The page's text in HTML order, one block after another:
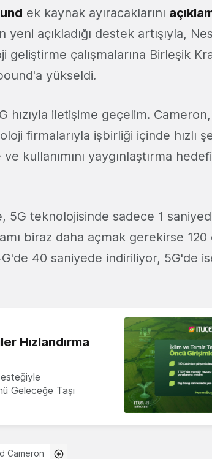
ek kaynak ayıracaklarını
yeni açıkladığı destek artışıyla,
geliştirme çalışmalarına Birleşik
yükseldi.
hızıyla iletişime geçelim.
firmalarıyla işbirliği içinde hızlı
kullanımını yaygınlaştırma
5G teknolojisinde sadece 1
biraz daha açmak gerekirse 120
40 saniyede indiriliyor, 5G'de
Hızlandırma
Geleceğe Taşı
Cameron